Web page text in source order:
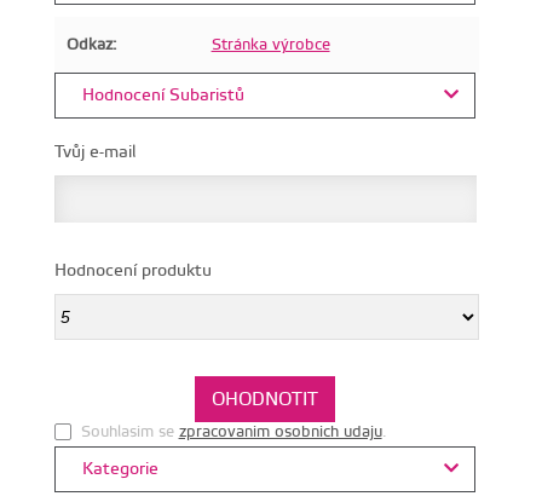
Odkaz: Stránka výrobce
Hodnocení Subaristů
Tvůj e-mail
Hodnocení produktu
Souhlasim se zpracovanim osobnich udaju.
Kategorie